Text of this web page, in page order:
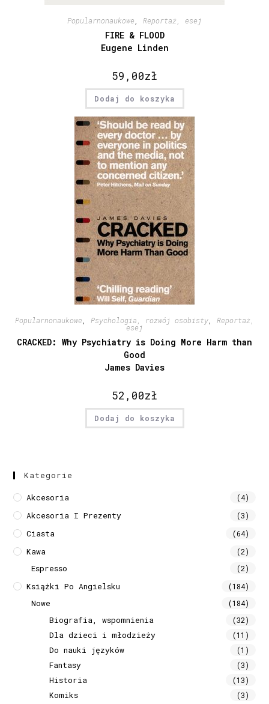
Popularnonaukowe, Reportaż, esej
FIRE & FLOOD
Eugene Linden
59,00zł
Dodaj do koszyka
Popularnonaukowe Psychologia, rozwój osobisty, Reportaż,
esej
CRACKED: Why Psychiatry is Doing More Harm than
Good
James Davies
52,00zł
Dodaj do koszyka
Kategorie
Akcesoria (4)
Akcesoria I Prezenty (3)
Ciasta (64)
Kawa (2)
Espresso (2)
Książki Po Angielsku (184)
Nowe (184)
Biografia, wspomnienia (32)
Dla dzieci i młodzieży (11)
Do nauki języków (1)
Fantasy (3)
Historia (13)
Komiks (3)